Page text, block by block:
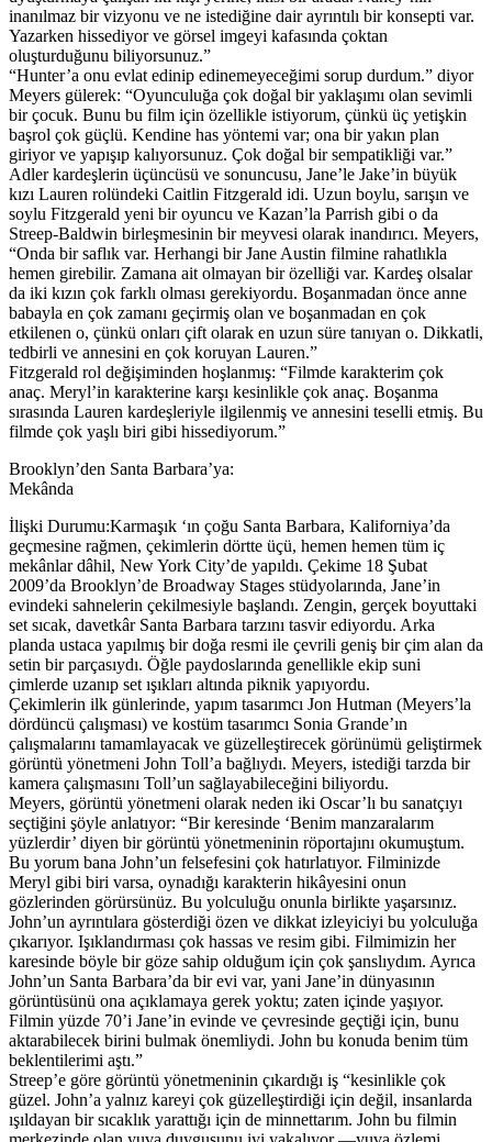
inanılmaz bir vizyonu ve ne istediğine dair ayrıntılı bir konsepti var.
Yazarken hissediyor ve görsel imgeyi kafasında çoktan
oluşturduğunu biliyorsunuz.”
“Hunter’a onu evlat edinip edinemeyeceğimi sorup durdum.” diyor
Meyers gülerek: “Oyunculuğa çok doğal bir yaklaşımı olan sevimli
bir çocuk. Bunu bu film için özellikle istiyorum, çünkü üç yetişkin
başrol çok güçlü. Kendine has yöntemi var; ona bir yakın plan
giriyor ve yapışıp kalıyorsunuz. Çok doğal bir sempatikliği var.”
Adler kardeşlerin üçüncüsü ve sonuncusu, Jane’le Jake’in büyük
kızı Lauren rolündeki Caitlin Fitzgerald idi. Uzun boylu, sarışın ve
soylu Fitzgerald yeni bir oyuncu ve Kazan’la Parrish gibi o da
Streep-Baldwin birleşmesinin bir meyvesi olarak inandırıcı. Meyers,
“Onda bir saflık var. Herhangi bir Jane Austin filmine rahatlıkla
hemen girebilir. Zamana ait olmayan bir özelliği var. Kardeş olsalar
da iki kızın çok farklı olması gerekiyordu. Boşanmadan önce anne
babayla en çok zamanı geçirmiş olan ve boşanmadan en çok
etkilenen o, çünkü onları çift olarak en uzun süre tanıyan o. Dikkatli,
tedbirli ve annesini en çok koruyan Lauren.”
Fitzgerald rol değişiminden hoşlanmış: “Filmde karakterim çok
anaç. Meryl’in karakterine karşı kesinlikle çok anaç. Boşanma
sırasında Lauren kardeşleriyle ilgilenmiş ve annesini teselli etmiş. Bu
filmde çok yaşlı biri gibi hissediyorum.”
Brooklyn’den Santa Barbara’ya:
Mekânda
İlişki Durumu:Karmaşık ‘ın çoğu Santa Barbara, Kaliforniya’da
geçmesine rağmen, çekimlerin dörtte üçü, hemen hemen tüm iç
mekânlar dâhil, New York City’de yapıldı. Çekime 18 Şubat
2009’da Brooklyn’de Broadway Stages stüdyolarında, Jane’in
evindeki sahnelerin çekilmesiyle başlandı. Zengin, gerçek boyuttaki
set sıcak, davetkâr Santa Barbara tarzını tasvir ediyordu. Arka
planda ustaca yapılmış bir doğa resmi ile çevrili geniş bir çim alan da
setin bir parçasıydı. Öğle paydoslarında genellikle ekip suni
çimlerde uzanıp set ışıkları altında piknik yapıyordu.
Çekimlerin ilk günlerinde, yapım tasarımcı Jon Hutman (Meyers’la
dördüncü çalışması) ve kostüm tasarımcı Sonia Grande’ın
çalışmalarını tamamlayacak ve güzelleştirecek görünümü geliştirmek
görüntü yönetmeni John Toll’a bağlıydı. Meyers, istediği tarzda bir
kamera çalışmasını Toll’un sağlayabileceğini biliyordu.
Meyers, görüntü yönetmeni olarak neden iki Oscar’lı bu sanatçıyı
seçtiğini şöyle anlatıyor: “Bir keresinde ‘Benim manzaralarım
yüzlerdir’ diyen bir görüntü yönetmeninin röportajını okumuştum.
Bu yorum bana John’un felsefesini çok hatırlatıyor. Filminizde
Meryl gibi biri varsa, oynadığı karakterin hikâyesini onun
gözlerinden görürsünüz. Bu yolculuğu onunla birlikte yaşarsınız.
John’un ayrıntılara gösterdiği özen ve dikkat izleyiciyi bu yolculuğa
çıkarıyor. Işıklandırması çok hassas ve resim gibi. Filmimizin her
karesinde böyle bir göze sahip olduğum için çok şanslıydım. Ayrıca
John’un Santa Barbara’da bir evi var, yani Jane’in dünyasının
görüntüsünü ona açıklamaya gerek yoktu; zaten içinde yaşıyor.
Filmin yüzde 70’i Jane’in evinde ve çevresinde geçtiği için, bunu
aktarabilecek birini bulmak önemliydi. John bu konuda benim tüm
beklentilerimi aştı.”
Streep’e göre görüntü yönetmeninin çıkardığı iş “kesinlikle çok
güzel. John’a yalnız kareyi çok güzelleştirdiği için değil, insanlarda
ışıldayan bir sıcaklık yarattığı için de minnettarım. John bu filmin